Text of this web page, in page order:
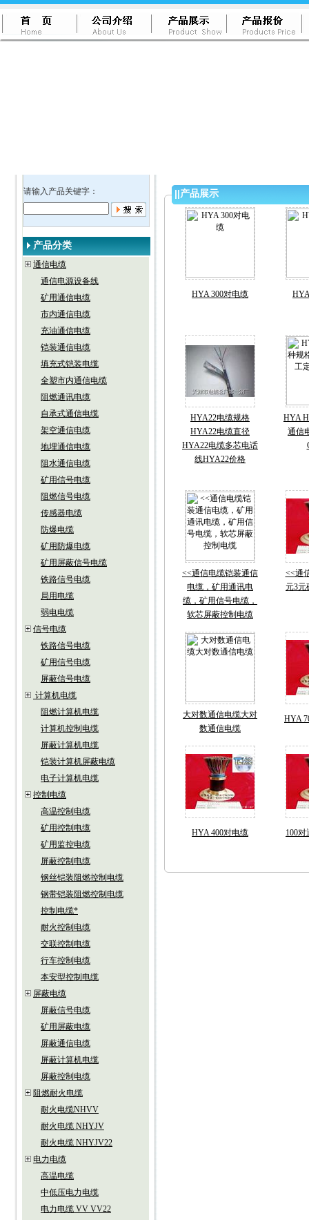
请输入产品关键字：
产品分类
通信电缆
通信电源设备线
矿用通信电缆
市内通信电缆
充油通信电缆
铠装通信电缆
填充式铠装电缆
全塑市内通信电缆
阻燃通讯电缆
自承式通信电缆
架空通信电缆
地埋通信电缆
阻水通信电缆
矿用信号电缆
阻燃信号电缆
传感器电缆
防爆电缆
矿用防爆电缆
矿用屏蔽信号电缆
铁路信号电缆
局用电缆
弱电电缆
信号电缆
铁路信号电缆
矿用信号电缆
屏蔽信号电缆
计算机电缆
阻燃计算机电缆
计算机控制电缆
屏蔽计算机电缆
铠装计算机屏蔽电缆
电子计算机电缆
控制电缆
高温控制电缆
矿用控制电缆
矿用监控电缆
屏蔽控制电缆
钢丝铠装阻燃控制电缆
钢带铠装阻燃控制电缆
控制电缆*
耐火控制电缆
交联控制电缆
行车控制电缆
本安型控制电缆
屏蔽电缆
屏蔽信号电缆
矿用屏蔽电缆
屏蔽通信电缆
屏蔽计算机电缆
屏蔽控制电缆
阻燃耐火电缆
耐火电缆NHVV
耐火电缆 NHYJV
耐火电缆 NHYJV22
电力电缆
高温电缆
中低压电力电缆
电力电缆 VV VV22
||产品展示
HYA 300对电缆
HYA22电缆规格
HYA22电缆直径
HYA22电缆多芯电话
线HYA22价格
HYA
通信
<<通信电缆铠装通信
电缆，矿用通讯电
缆，矿用信号电缆，
软芯屏蔽控制电缆
<<通
元3元
大对数通信电缆大对
数通信电缆
HYA
HYA 400对电缆 100